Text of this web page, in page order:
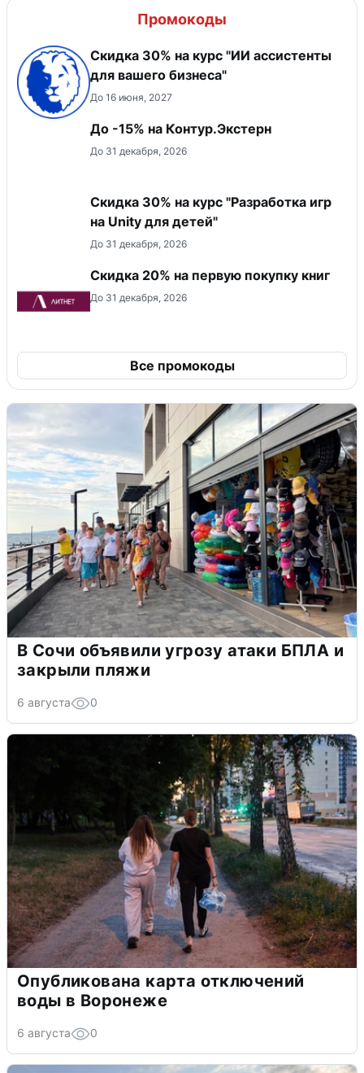
Промокоды
Скидка 30% на курс "ИИ ассистенты
для вашего бизнеса"
До 16 июня, 2027
До -15% на Контур.Экстерн
До 31 декабря, 2026
Скидка 30% на курс "Разработка игр
на Unity для детей"
До 31 декабря, 2026
Скидка 20% на первую покупку книг
До 31 декабря, 2026
Все промокоды
В Сочи объявили угрозу атаки БПЛА и
закрыли пляжи
6 августа 0
Опубликована карта отключений
воды в Воронеже
6 августа 0